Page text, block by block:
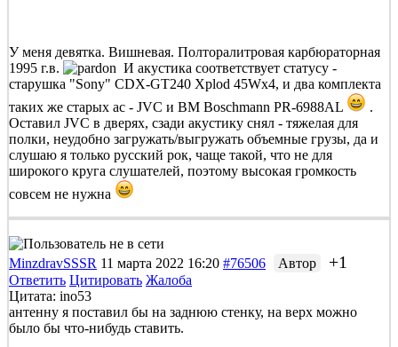
У меня девятка. Вишневая. Полторалитровая карбюраторная
1995 г.в.
И акустика соответствует статусу -
старушка "Sony" CDX-GT240 Xplod 45Wx4, и два комплекта
таких же старых ас - JVC и BM Boschmann PR-6988AL
.
Оставил JVC в дверях, сзади акустику снял - тяжелая для
полки, неудобно загружать/выгружать объемные грузы, да и
слушаю я только русский рок, чаще такой, что не для
широкого круга слушателей, поэтому высокая громкость
совсем не нужна
MinzdravSSSR 11 марта 2022 16:20 #76506 Автор +1
Ответить Цитировать Жалоба
Цитата: ino53
антенну я поставил бы на заднюю стенку, на верх можно
было бы что-нибудь ставить.